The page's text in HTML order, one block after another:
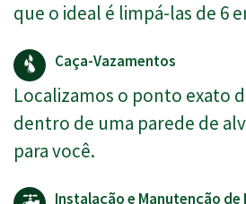
que o ideal é limpá-las de 6
Caça-Vazamentos
Localizamos o ponto exato
dentro de uma parede de
para você.
Instalação e Manutenção de